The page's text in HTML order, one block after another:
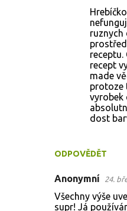
ODPOVĚDĚT
ruznych
recept
made
protoze
vyrobek
dost
Anonymní 24.
Všechny výše
supr! Já